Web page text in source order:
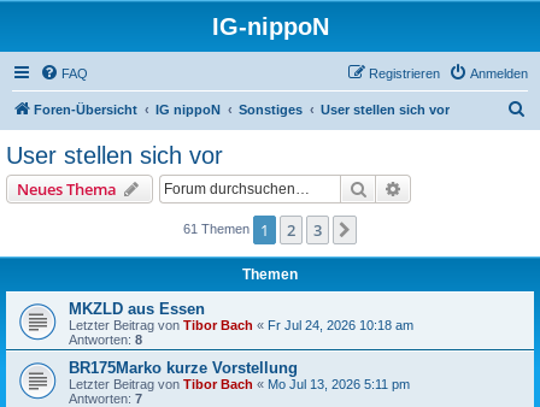
IG-nippoN
FAQ Anmelden
Registrieren
Foren-Übersicht IG nippoN Sonstiges User stellen sich vor
User stellen sich vor
Neues Thema Suche
61 Themen 1 2 3
Themen
MKZLD aus Essen
Letzter Beitrag von Tibor Bach « Fr Jul 24, 2026 10:18 am
Antworten: 8
BR175Marko kurze Vorstellung
Letzter Beitrag von Tibor Bach « Mo Jul 13, 2026 5:11 pm
Antworten: 7